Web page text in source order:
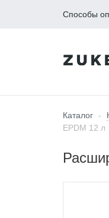
Способы
Каталог -
EPDM 12 л